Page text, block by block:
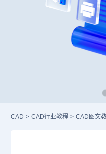
CAD > CAD行业教程 > CAD图文